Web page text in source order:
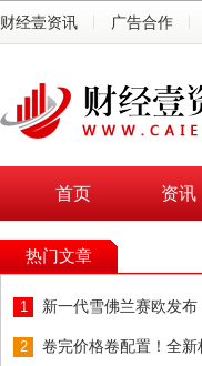
财经壹资讯 广告合作
首页 资讯
热门文章
1 新一代雪佛兰赛欧发
2 卷完价格卷配置！全